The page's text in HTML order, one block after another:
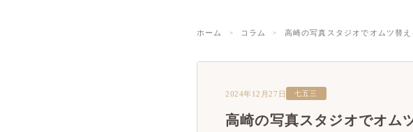
ホーム コラム 高崎の写真スタジオでオムツ替
2024年12月27日 七五三
高崎の写真スタジオでオム